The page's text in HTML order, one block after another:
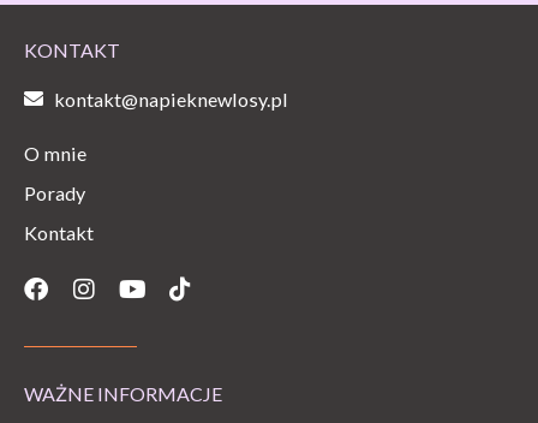
KONTAKT
kontakt@napieknewlosy.pl
O mnie
Porady
Kontakt
Facebook
Instagram
YoutubeTiktok
WAŻNE INFORMACJE